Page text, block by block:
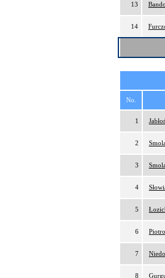
13
14
No.
1
2
3
4
5
6
7
8